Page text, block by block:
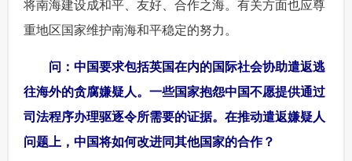
将南海建设成和平、友好、合作之海。有关方面也应尊
重地区国家维护南海和平稳定的努力。
问：中国要求包括英国在内的国际社会协助遣返逃
往海外的贪腐嫌疑人。一些国家抱怨中国不愿提供通过
司法程序办理驱逐令所需要的证据。在推动遣返嫌疑人
问题上，中国将如何改进同其他国家的合作？